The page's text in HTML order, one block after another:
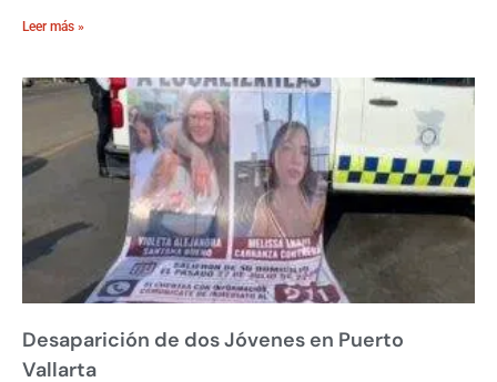
Leer más »
Desaparición de dos Jóvenes en Puerto
Vallarta